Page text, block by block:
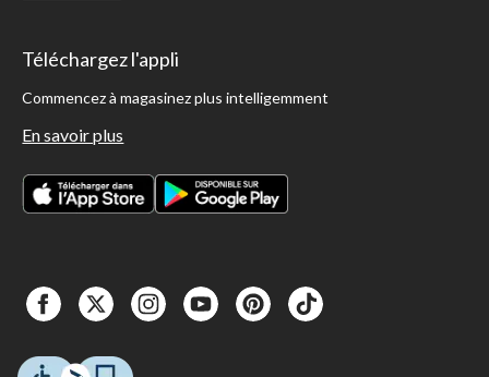
Téléchargez l'appli
Commencez à magasinez plus intelligemment
En savoir plus